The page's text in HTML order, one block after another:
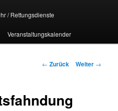
/ Rettungsdienste
Veranstaltungskalender
Beitrags-
← Zurück Weiter →